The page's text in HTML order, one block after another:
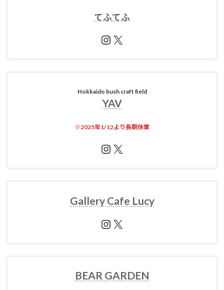
てふてふ
Instagram
X
Hokkaido bush craft field
YAV
※2025年1/12より長期休業
Instagram
X
Gallery Cafe Lucy
Instagram
X
BEAR GARDEN